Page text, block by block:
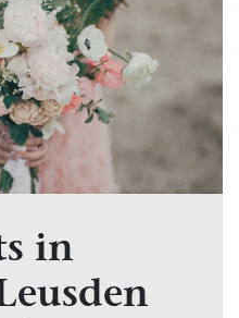
in